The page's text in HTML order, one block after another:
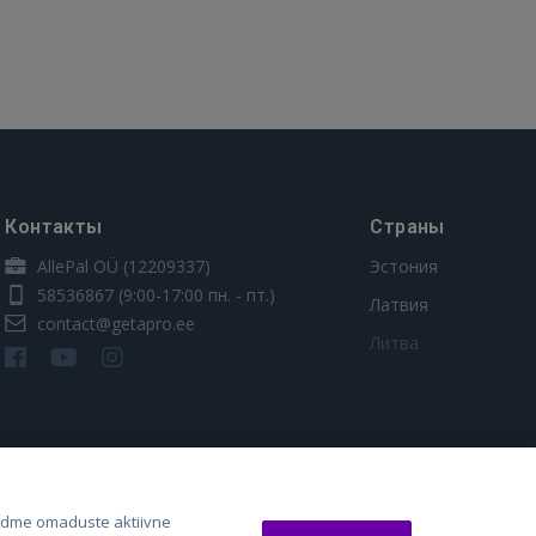
Контакты
AllePal OÜ (12209337)
58536867 (9:00-17:00 пн. - пт.)
contact@getapro.ee
Страны
Эстония
Латвия
Литва
omaduste aktiivne